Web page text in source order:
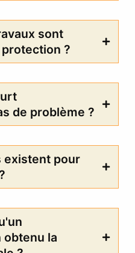
sont
?
de problème ?
existent pour
la